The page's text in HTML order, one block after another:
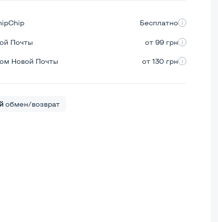
Бесплатно
Почты от 99 грн
Новой Почты от 130 грн
обмен/возврат